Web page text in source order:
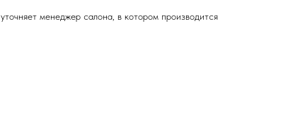
уточняет менеджер салона, в котором производится